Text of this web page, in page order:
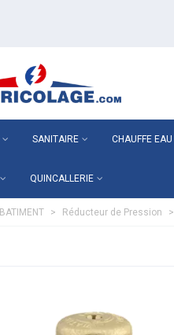
SANITAIRE CHAUFFE EAU
QUINCALLERIE
BATIMENT > Réducteur de Pression >